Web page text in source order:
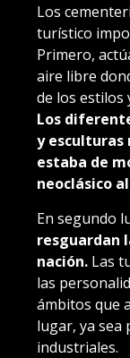
Los
turístico
Primero,
aire libre
de los estilos
Los
y
estaba de
neoclásico
En segundo
resguardan
nación. Las
las
ámbitos que
lugar, ya sea
industriales.